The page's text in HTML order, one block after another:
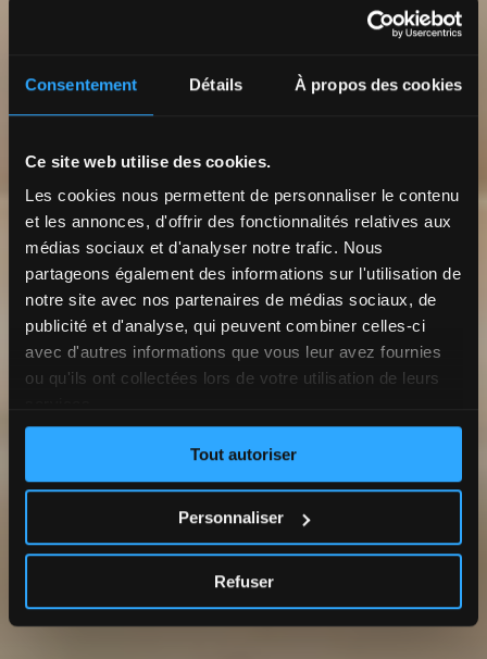
Consentement Détails À propos des cookies
Ce site web utilise des cookies.
Les cookies nous permettent de personnaliser le contenu
et les annonces, d'offrir des fonctionnalités relatives aux
médias sociaux et d'analyser notre trafic. Nous
partageons également des informations sur l'utilisation de
notre site avec nos partenaires de médias sociaux, de
publicité et d'analyse, qui peuvent combiner celles-ci
avec d'autres informations que vous leur avez fournies
ou qu'ils ont collectées lors de votre utilisation de leurs
Tout autoriser
Personnaliser
Refuser